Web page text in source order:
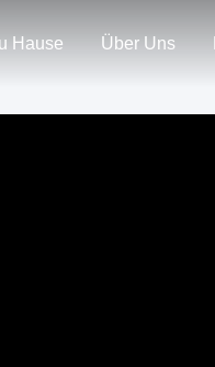
Hause Über Uns